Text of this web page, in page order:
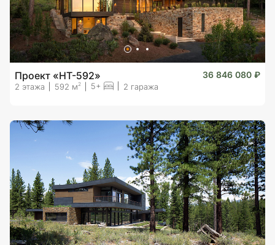
Проект «HT-592» 36 846 080 ₽
2 этажа 592 м2 5+ 2 гаража